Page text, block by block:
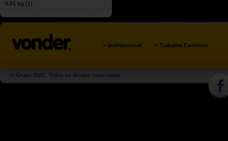
0.61 kg (1)
» Institucional » Trabalhe Conosco
© Grupo OVD. Todos os direitos reservados.